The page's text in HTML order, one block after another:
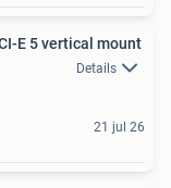
E 5 vertical mount
Details
21 jul 26